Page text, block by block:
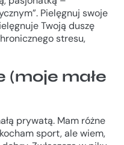
Pielęgnuj swoje
Twoją duszę
stresu,
(moje małe
prywatą. Mam różne
sport, ale wiem,